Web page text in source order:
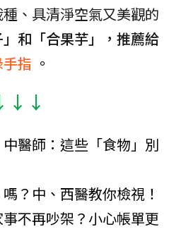
、具清淨空氣又美觀的
」和「合果芋」，推薦給
指 。
↓↓↓
醫師：這些「食物」別
？中、西醫教你檢視！
不再吵架？小心帳單更